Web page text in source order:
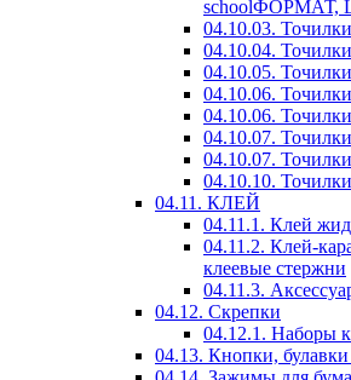
schoolФОРМАТ,
04.10.03.
04.10.04.
04.10.05.
04.10.06.
04.10.06.
04.10.07.
04.10.07.
04.10.10.
04.11. КЛЕЙ
04.11.1. Клей
04.11.2. Клей-
клеевые стержни
04.11.3.
04.12. Скрепки
04.12.1. Наборы
04.13. Кнопки,